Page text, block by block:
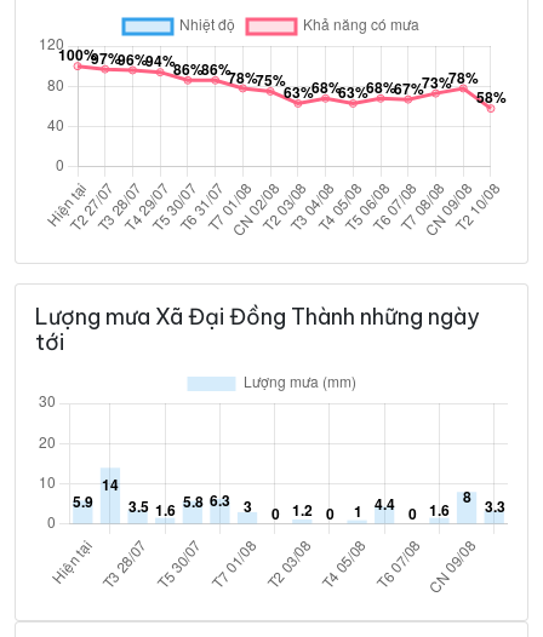
Lượng mưa Xã Đại Đồng Thành những ngày
tới